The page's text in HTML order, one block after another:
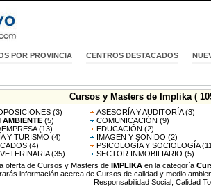
POR PROVINCIA CENTROS DESTACADOS
Cursos y Masters de Implika (
(3) ASESORÍA Y AUDITORÍA(3)
AMBIENTE (5) COMUNICACIÓN (9)
(13) EDUCACIÓN (2)
Y TURISMO (4) IMAGEN Y SONIDO (2)
(4) PSICOLOGÍA Y SOCIOLOGÍA
(35) SECTOR INMOBILIARIO (5)
oferta de Cursos y Masters de IMPLIKA en la categoría
información acerca de Cursos de calidad y medio
Responsabilidad Social, Calidad